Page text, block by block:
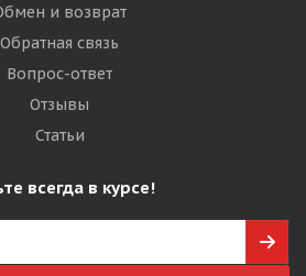
и возврат
Обратная связь
Вопрос-ответ
Отзывы
Статьи
всегда в курсе!